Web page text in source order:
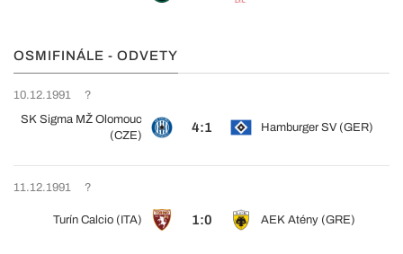
OSMIFINÁLE - ODVETY
10.12.1991
?
SK Sigma MŽ Olomouc
(CZE)
4:1 Hamburger SV (GER)
11.12.1991 ?
Turín Calcio (ITA) 1:0 AEK Atény (GRE)